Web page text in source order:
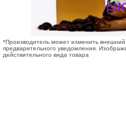
*Производитель может изменить
предварительного уведомления.
действительного вида товара